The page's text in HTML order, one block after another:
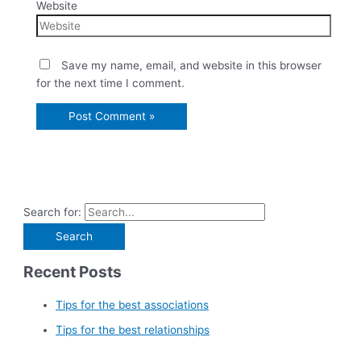
Website
Save my name, email, and website in this browser
for the next time I comment.
Search for:
Recent Posts
Tips for the best associations
Tips for the best relationships